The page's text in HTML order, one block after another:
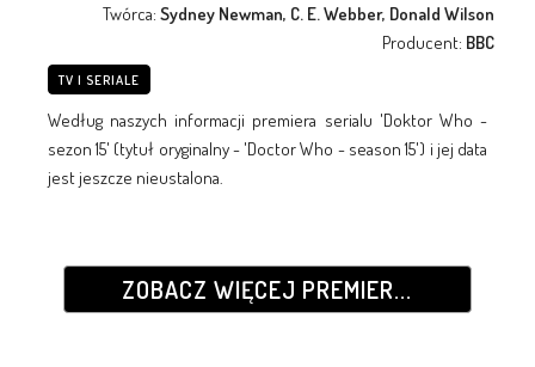
Twórca:Sydney Newman, C. E. Webber, Donald Wilson
Producent: BBC
TV I SERIALE
Według naszych informacji premiera serialu 'Doktor Who -
sezon 15' (tytuł oryginalny - 'Doctor Who - season 15') i jej data
jest jeszcze nieustalona.
ZOBACZ WIĘCEJ PREMIER...